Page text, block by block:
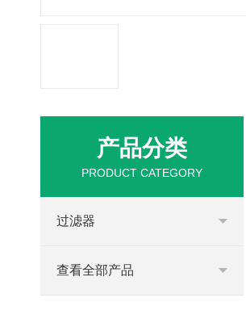
产品分类
PRODUCT CATEGORY
过滤器
查看全部产品